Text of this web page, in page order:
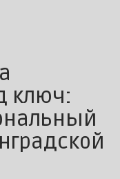
ключ: